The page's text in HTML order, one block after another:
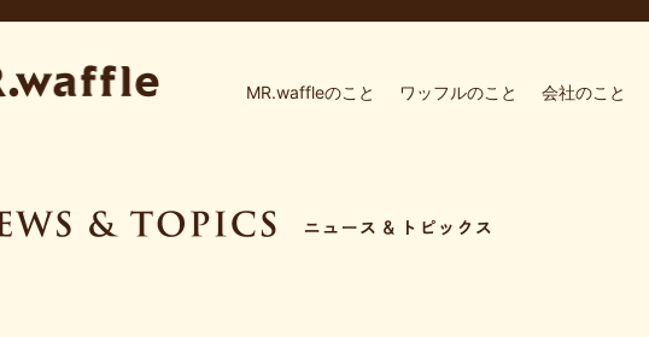
MR.waffleのこと ワッフルのこと 会社のこと